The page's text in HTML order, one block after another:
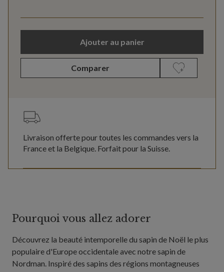
Ajouter au panier
Comparer
Livraison offerte pour toutes les commandes vers la
France et la Belgique. Forfait pour la Suisse.
Pourquoi vous allez adorer
Découvrez la beauté intemporelle du sapin de Noël le plus
populaire d'Europe occidentale avec notre sapin de
Nordman. Inspiré des sapins des régions montagneuses